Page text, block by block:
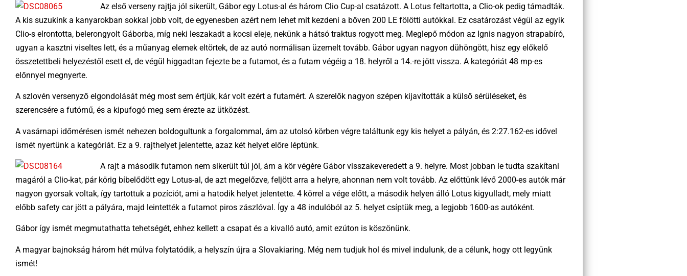
Az első verseny rajtja jól sikerült, Gábor egy Lotus-al és három Clio Cup-al csatázott. A Lotus feltartotta, a Clio-ok pedig támadták.
A kis suzukink a kanyarokban sokkal jobb volt, de egyenesben azért nem lehet mit kezdeni a bőven 200 LE fölötti autókkal. Ez csatározást végül az egyik
Clio-s elrontotta, belerongyolt Gáborba, míg neki leszakadt a kocsi eleje, nekünk a hátsó traktus rogyott meg. Meglepő módon az Ignis nagyon strapabíró,
ugyan a kasztni viseltes lett, és a műanyag elemek eltörtek, de az autó normálisan üzemelt tovább. Gábor ugyan nagyon dühöngött, hisz egy előkelő
összetettbeli helyezéstől esett el, de végül higgadtan fejezte be a futamot, és a futam végéig a 18. helyről a 14.-re jött vissza. A kategóriát 48 mp-es
előnnyel megnyerte.
A szlovén versenyző elgondolását még most sem értjük, kár volt ezért a futamért. A szerelők nagyon szépen kijavították a külső sérüléseket, és
szerencsére a futómű, és a kipufogó meg sem érezte az ütközést.
A vasárnapi időmérésen ismét nehezen boldogultunk a forgalommal, ám az utolsó körben végre találtunk egy kis helyet a pályán, és 2:27.162-es idővel
ismét nyertünk a kategóriát. Ez a 9. rajthelyet jelentette, azaz két helyet előre léptünk.
A rajt a második futamon nem sikerült túl jól, ám a kör végére Gábor visszakeveredett a 9. helyre. Most jobban le tudta szakítani
magáról a Clio-kat, pár körig bíbelődött egy Lotus-al, de azt megelőzve, feljött arra a helyre, ahonnan nem volt tovább. Az előttünk lévő 2000-es autók már
nagyon gyorsak voltak, így tartottuk a pozíciót, ami a hatodik helyet jelentette. 4 körrel a vége előtt, a második helyen álló Lotus kigyulladt, mely miatt
előbb safety car jött a pályára, majd leintették a futamot piros zászlóval. Így a 48 indulóból az 5. helyet csíptük meg, a legjobb 1600-as autóként.
Gábor így ismét megmutathatta tehetségét, ehhez kellett a csapat és a kivalló autó, amit ezúton is köszönünk.
A magyar bajnokság három hét múlva folytatódik, a helyszín újra a Slovakiaring. Még nem tudjuk hol és mivel indulunk, de a célunk, hogy ott legyünk
ismét!